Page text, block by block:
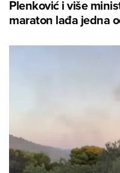
Plenković i više
maraton lađa jedna